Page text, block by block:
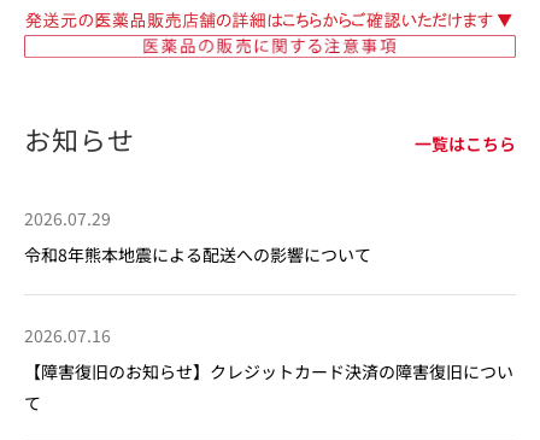
お知らせ 一覧はこちら
2026.07.29
令和8年熊本地震による配送への影響について
2026.07.16
【障害復旧のお知らせ】クレジットカード決済の障害復旧につい
て